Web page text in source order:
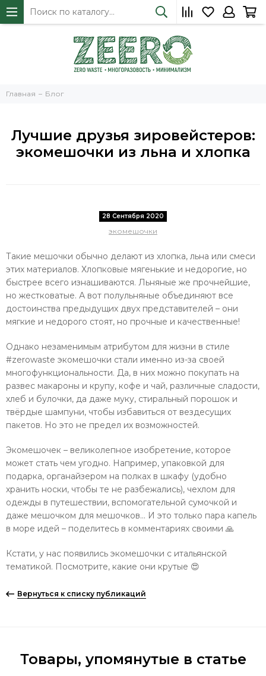
Главная Блог
Лучшие друзья зировейстеров:
экомешочки из льна и хлопка
28 Сентября 2020
экомешочки
Такие мешочки обычно делают из хлопка, льна или смеси
этих материалов. Хлопковые мягенькие и недорогие, но
быстрее всего изнашиваются. Льняные же прочнейшие,
но жестковатые. А вот полульняные объединяют все
достоинства предыдущих двух представителей – они
мягкие и недорого стоят, но прочные и качественные!
Однако незаменимым атрибутом для жизни в стиле
#zerowaste экомешочки стали именно из-за своей
многофункциональности. Да, в них можно покупать на
развес макароны и крупу, кофе и чай, различные сладости,
хлеб и булочки, да даже муку, стиральный порошок и
твёрдые шампуни, чтобы избавиться от вездесущих
пакетов. Но это не предел их возможностей.
Экомешочек – великолепное изобретение, которое
может стать чем угодно. Например, упаковкой для
подарка, органайзером на полках в шкафу (удобно
хранить носки, чтобы те не разбежались), чехлом для
одежды в путешествии, вспомогательной сумочкой и
даже мешочком для мешочков... И это только пара капель
в море идей – поделитесь в комментариях своими 🙏
Кстати, у нас появились экомешочки с итальянской
тематикой. Посмотрите, какие они крутые 😍
Вернуться к списку публикаций
Товары, упомянутые в статье